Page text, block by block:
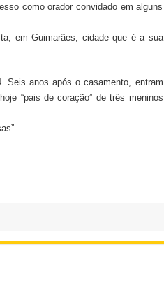
como orador convidado em alguns
em Guimarães, cidade que é a sua
Seis anos após o casamento, entram
“pais de coração” de três meninos